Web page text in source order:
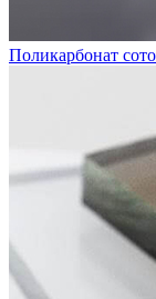
Поликарбонат